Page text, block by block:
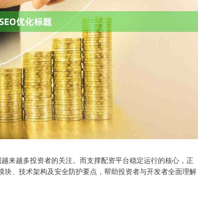
来越多投资者的关注。而支撑配资平台稳定运行的核心，正
、技术架构及安全防护要点，帮助投资者与开发者全面理解